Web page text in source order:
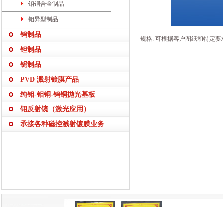
钼铜合金制品
钼异型制品
钨制品
钽制品
铌制品
PVD 溅射镀膜产品
纯钼-钼铜-钨铜抛光基板
钼反射镜（激光应用）
承接各种磁控溅射镀膜业务
规格: 可根据客户图纸和特定